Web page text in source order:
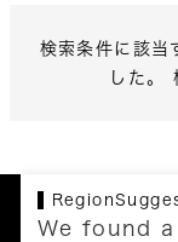
検索条件に該当
した。
We found